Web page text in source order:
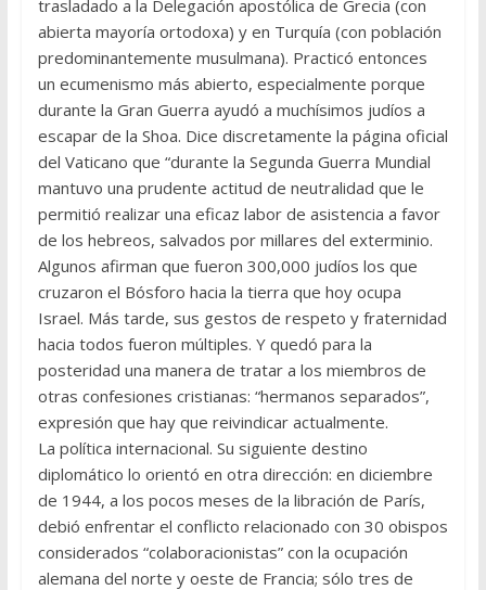
trasladado a la Delegación apostólica de Grecia (con
abierta mayoría ortodoxa) y en Turquía (con población
predominantemente musulmana). Practicó entonces
un ecumenismo más abierto, especialmente porque
duran­te la Gran Guerra ayudó a muchísimos judíos a
escapar de la Shoa. Dice discretamente la página oficial
del Vaticano que “durante la Se­gunda Guerra Mundial
mantuvo una prudente actitud de neutralidad que le
permitió realizar una eficaz labor de asistencia a favor
de los hebreos, salvados por millares del exterminio.
Algunos afirman que fueron 300,000 judíos los que
cruzaron el Bósforo hacia la tierra que hoy ocupa
Israel. Más tarde, sus gestos de respeto y fraternidad
hacia todos fueron múltiples. Y quedó para la
posteridad una manera de tratar a los miembros de
otras confesiones cristianas: “hermanos se­parados”,
expresión que hay que reivindicar actualmente.
La política internacional. Su siguiente destino
diplomático lo orientó en otra dirección: en diciembre
de 1944, a los pocos meses de la li­bración de París,
debió enfrentar el conflicto relacionado con 30 obis­pos
considerados “colaboracionistas” con la ocupación
alemana del norte y oeste de Francia; sólo tres de